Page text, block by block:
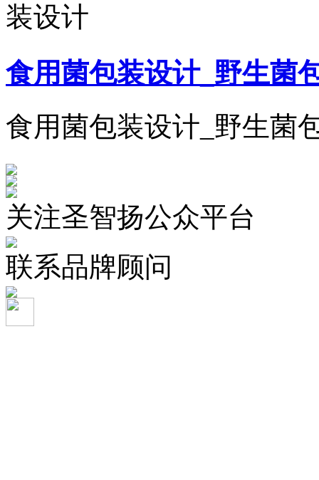
装设计
食用菌包装设计_野生菌
食用菌包装设计_野生菌
关注圣智扬公众平台
联系品牌顾问